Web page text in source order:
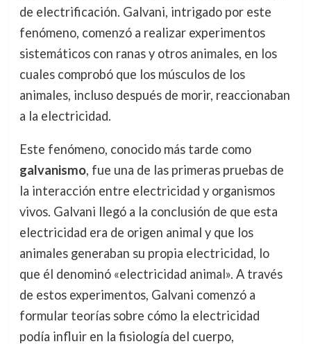
de electrificación. Galvani, intrigado por este
fenómeno, comenzó a realizar experimentos
sistemáticos con ranas y otros animales, en los
cuales comprobó que los músculos de los
animales, incluso después de morir, reaccionaban
a la electricidad.
Este fenómeno, conocido más tarde como
galvanismo, fue una de las primeras pruebas de
la interacción entre electricidad y organismos
vivos. Galvani llegó a la conclusión de que esta
electricidad era de origen animal y que los
animales generaban su propia electricidad, lo
que él denominó «electricidad animal». A través
de estos experimentos, Galvani comenzó a
formular teorías sobre cómo la electricidad
podía influir en la fisiología del cuerpo,